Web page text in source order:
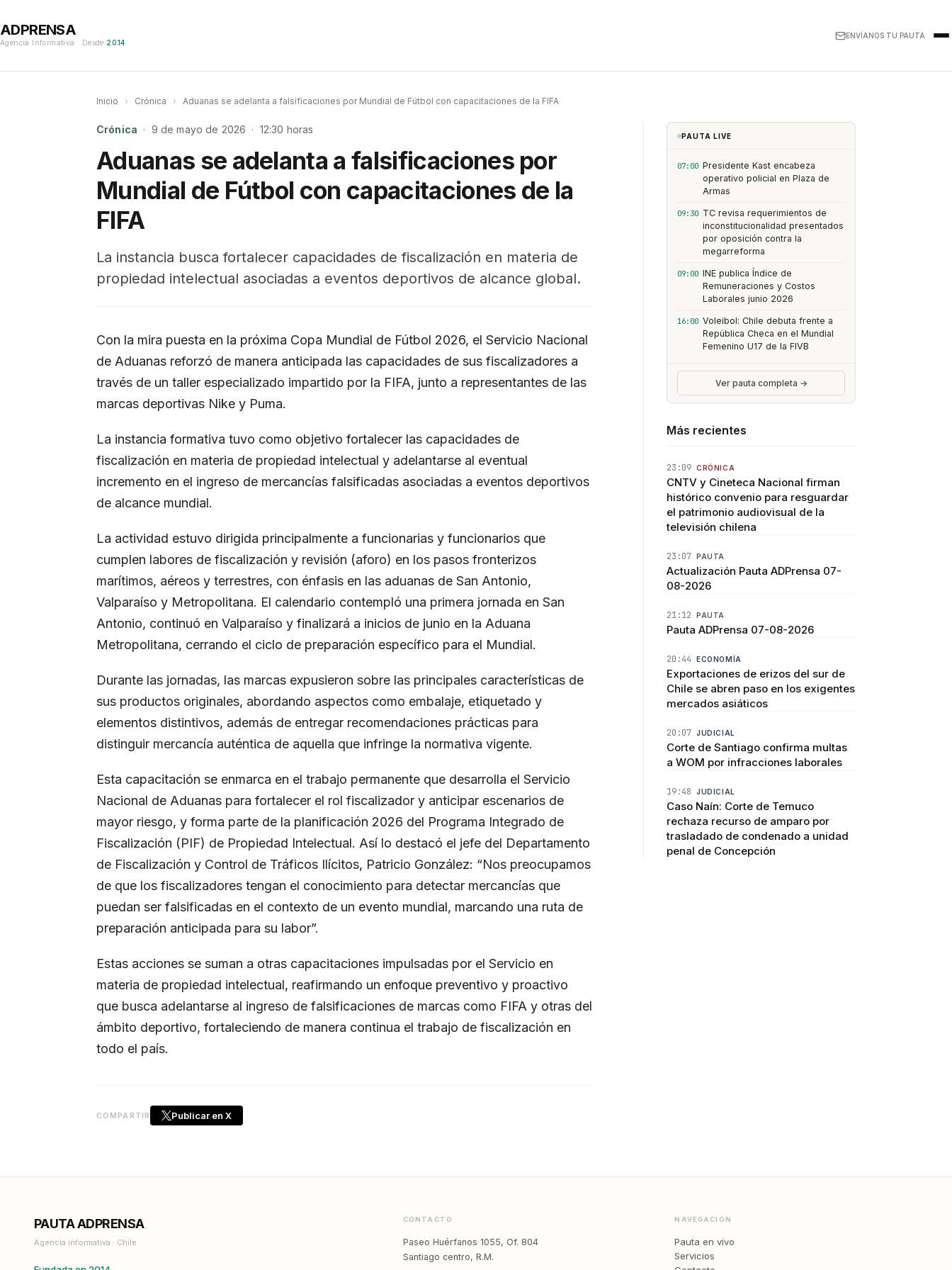
ADPRENSA
Agencia Informativa · Desde 2014
ENVÍANOS TU PAUTA
Inicio › Crónica › Aduanas se adelanta a falsificaciones por Mundial de Fútbol con capacitaciones de la FIFA
Crónica · 9 de mayo de 2026 · 12:30 horas
Aduanas se adelanta a falsificaciones por
Mundial de Fútbol con capacitaciones de la
FIFA
La instancia busca fortalecer capacidades de fiscalización en materia de
propiedad intelectual asociadas a eventos deportivos de alcance global.
Con la mira puesta en la próxima Copa Mundial de Fútbol 2026, el Servicio Nacional
de Aduanas reforzó de manera anticipada las capacidades de sus fiscalizadores a
través de un taller especializado impartido por la FIFA, junto a representantes de las
marcas deportivas Nike y Puma.
La instancia formativa tuvo como objetivo fortalecer las capacidades de
fiscalización en materia de propiedad intelectual y adelantarse al eventual
incremento en el ingreso de mercancías falsificadas asociadas a eventos deportivos
de alcance mundial.
La actividad estuvo dirigida principalmente a funcionarias y funcionarios que
cumplen labores de fiscalización y revisión (aforo) en los pasos fronterizos
marítimos, aéreos y terrestres, con énfasis en las aduanas de San Antonio,
Valparaíso y Metropolitana. El calendario contempló una primera jornada en San
Antonio, continuó en Valparaíso y finalizará a inicios de junio en la Aduana
Metropolitana, cerrando el ciclo de preparación específico para el Mundial.
Durante las jornadas, las marcas expusieron sobre las principales características de
sus productos originales, abordando aspectos como embalaje, etiquetado y
elementos distintivos, además de entregar recomendaciones prácticas para
distinguir mercancía auténtica de aquella que infringe la normativa vigente.
Esta capacitación se enmarca en el trabajo permanente que desarrolla el Servicio
Nacional de Aduanas para fortalecer el rol fiscalizador y anticipar escenarios de
mayor riesgo, y forma parte de la planificación 2026 del Programa Integrado de
Fiscalización (PIF) de Propiedad Intelectual. Así lo destacó el jefe del Departamento
de Fiscalización y Control de Tráficos Ilícitos, Patricio González: “Nos preocupamos
de que los fiscalizadores tengan el conocimiento para detectar mercancías que
puedan ser falsificadas en el contexto de un evento mundial, marcando una ruta de
preparación anticipada para su labor”.
Estas acciones se suman a otras capacitaciones impulsadas por el Servicio en
materia de propiedad intelectual, reafirmando un enfoque preventivo y proactivo
que busca adelantarse al ingreso de falsificaciones de marcas como FIFA y otras del
ámbito deportivo, fortaleciendo de manera continua el trabajo de fiscalización en
todo el país.
COMPARTIR Publicar en X
PAUTA LIVE
07:00 Presidente Kast encabeza
operativo policial en Plaza de
Armas
09:30 TC revisa requerimientos de
inconstitucionalidad presentados
por oposición contra la
megarreforma
09:00 INE publica Índice de
Remuneraciones y Costos
Laborales junio 2026
16:00 Voleibol: Chile debuta frente a
República Checa en el Mundial
Femenino U17 de la FIVB
Ver pauta completa →
Más recientes
23:09 CRÓNICA
CNTV y Cineteca Nacional firman
histórico convenio para resguardar
el patrimonio audiovisual de la
televisión chilena
23:07 PAUTA
Actualización Pauta ADPrensa 07-
08-2026
21:12 PAUTA
Pauta ADPrensa 07-08-2026
20:44 ECONOMÍA
Exportaciones de erizos del sur de
Chile se abren paso en los exigentes
mercados asiáticos
20:07 JUDICIAL
Corte de Santiago confirma multas
a WOM por infracciones laborales
19:48 JUDICIAL
Caso Naín: Corte de Temuco
rechaza recurso de amparo por
trasladado de condenado a unidad
penal de Concepción
PAUTA ADPRENSA
Agencia informativa · Chile
CONTACTO
Paseo Huérfanos 1055, Of. 804
Santiago centro, R.M.
NAVEGACIÓN
Pauta en vivo
Servicios